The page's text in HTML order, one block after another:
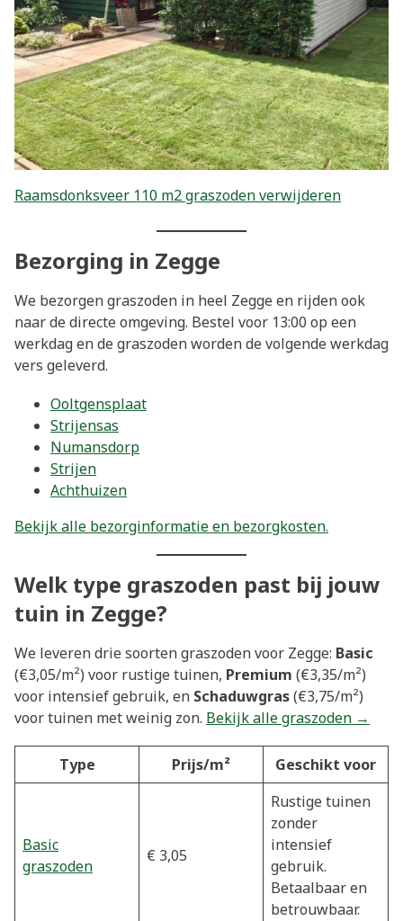
Raamsdonksveer 110 m2 graszoden verwijderen
Bezorging in Zegge
We bezorgen graszoden in heel Zegge en rijden ook
naar de directe omgeving. Bestel voor 13:00 op een
werkdag en de graszoden worden de volgende werkdag
vers geleverd.
Ooltgensplaat
Strijensas
Numansdorp
Strijen
Achthuizen
Bekijk alle bezorginformatie en bezorgkosten.
Welk type graszoden past bij jouw
tuin in Zegge?
We leveren drie soorten graszoden voor Zegge: Basic
(€3,05/m²) voor rustige tuinen, Premium (€3,35/m²)
voor intensief gebruik, en Schaduwgras(€3,75/m²)
voor tuinen met weinig zon. Bekijk alle graszoden →
Type Prijs/m² Geschikt voor
Basic
graszoden
€ 3,05
Rustige tuinen
zonder
intensief
gebruik.
Betaalbaar en
betrouwbaar.